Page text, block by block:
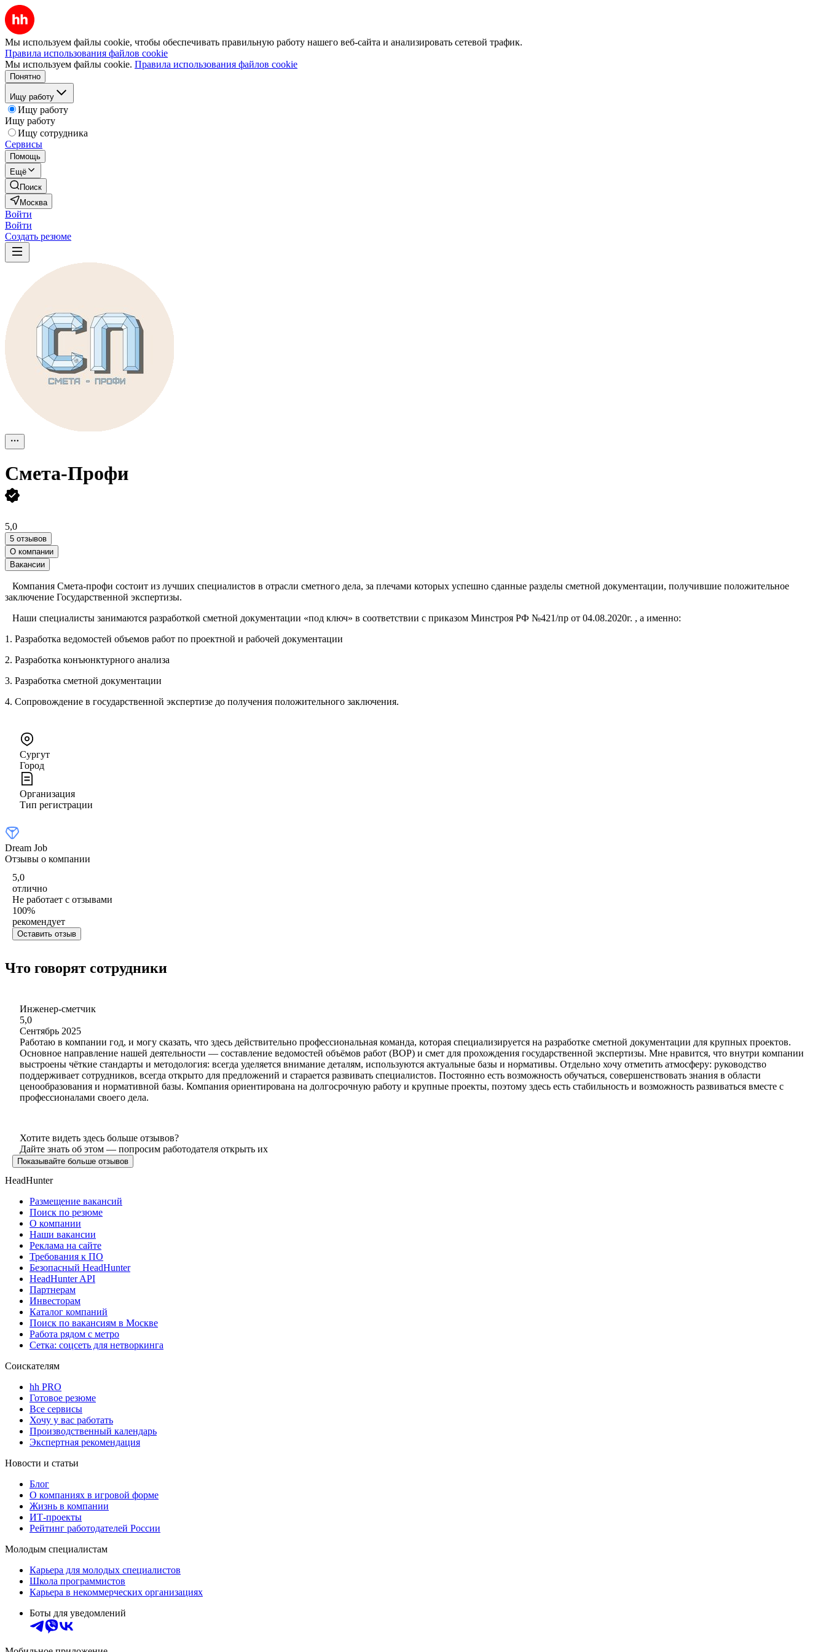
Мы используем файлы cookie, чтобы обеспечивать правильную работу нашего веб-сайта и анализировать сетевой трафик.
Правила использования файлов cookie
Мы используем файлы cookie. Правила использования файлов cookie
Понятно
Ищу работу
Ищу работу
Ищу работу
Ищу сотрудника
Сервисы
Помощь
Ещё
Поиск
Москва
Войти
Войти
Создать резюме
Смета-Профи
5,0
5 отзывов
О компании
Вакансии
Компания Смета-профи состоит из лучших специалистов в отрасли сметного дела, за плечами которых успешно сданные разделы сметной документации, получившие положительное
заключение Государственной экспертизы.
Наши специалисты занимаются разработкой сметной документации «под ключ» в соответствии с приказом Минстроя РФ №421/пр от 04.08.2020г. , а именно:
1. Разработка ведомостей объемов работ по проектной и рабочей документации
2. Разработка конъюнктурного анализа
3. Разработка сметной документации
4. Сопровождение в государственной экспертизе до получения положительного заключения.
Сургут
Город
Организация
Тип регистрации
Dream Job
Отзывы о компании
5,0
отлично
Не работает с отзывами
100%
рекомендует
Оставить отзыв
Что говорят сотрудники
Инженер-сметчик
5,0
Сентябрь 2025
Работаю в компании год, и могу сказать, что здесь действительно профессиональная команда, которая специализируется на разработке сметной документации для крупных проектов.
Основное направление нашей деятельности — составление ведомостей объёмов работ (ВОР) и смет для прохождения государственной экспертизы. Мне нравится, что внутри компании
выстроены чёткие стандарты и методология: всегда уделяется внимание деталям, используются актуальные базы и нормативы. Отдельно хочу отметить атмосферу: руководство
поддерживает сотрудников, всегда открыто для предложений и старается развивать специалистов. Постоянно есть возможность обучаться, совершенствовать знания в области
ценообразования и нормативной базы. Компания ориентирована на долгосрочную работу и крупные проекты, поэтому здесь есть стабильность и возможность развиваться вместе с
профессионалами своего дела.
Хотите видеть здесь больше отзывов?
Дайте знать об этом — попросим работодателя открыть их
Показывайте больше отзывов
HeadHunter
Размещение вакансий
Поиск по резюме
О компании
Наши вакансии
Реклама на сайте
Требования к ПО
Безопасный HeadHunter
HeadHunter API
Партнерам
Инвесторам
Каталог компаний
Поиск по вакансиям в Москве
Работа рядом с метро
Сетка: соцсеть для нетворкинга
Соискателям
hh PRO
Готовое резюме
Все сервисы
Хочу у вас работать
Производственный календарь
Экспертная рекомендация
Новости и статьи
Блог
О компаниях в игровой форме
Жизнь в компании
ИТ-проекты
Рейтинг работодателей России
Молодым специалистам
Карьера для молодых специалистов
Школа программистов
Карьера в некоммерческих организациях
Боты для уведомлений